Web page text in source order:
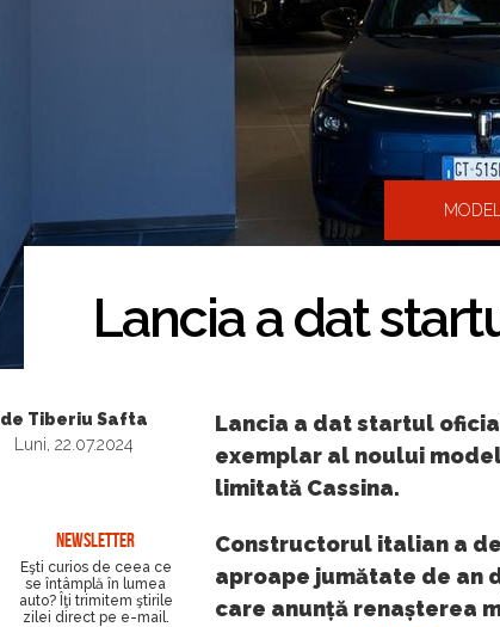
Lancia a dat
de Tiberiu Safta
Luni, 22.07.2024
NEWSLETTER
Eşti curios de ceea ce
se întâmplă în lumea
auto? Îţi trimitem ştirile
zilei direct pe e-mail.
Lancia a dat startul
exemplar al noului
limitată Cassina.
Constructorul italian a
aproape jumătate de an
care anunță renașterea